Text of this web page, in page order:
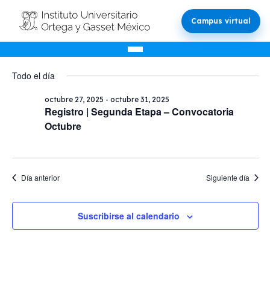
Campus virtual
Eventos
en
octubre
29,
2025
de
y
de
de
Día
la
Todo el día
Registro | Segunda Etapa – Convocatoria
Octubre
octubre 27, 2025 - octubre 31, 2025
Día anterior Siguiente día
Suscribirse al calendario